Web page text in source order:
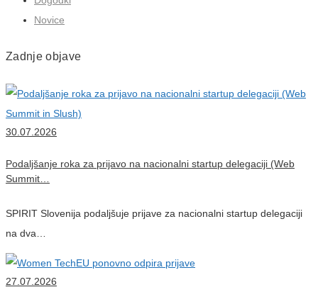
Novice
Zadnje objave
30.07.2026
Podaljšanje roka za prijavo na nacionalni startup delegaciji (Web
Summit…
SPIRIT Slovenija podaljšuje prijave za nacionalni startup delegaciji
na dva…
27.07.2026